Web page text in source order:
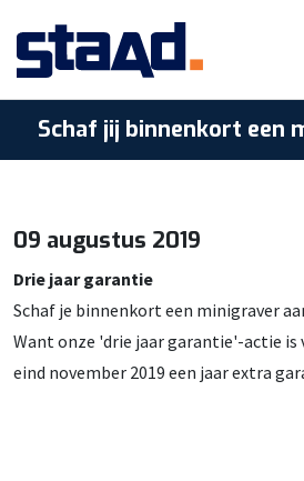
Schaf jij binnenkort een
09 augustus 2019
Drie jaar garantie
Schaf je binnenkort een minigraver
Want onze 'drie jaar garantie'-actie
eind november 2019 een jaar extra